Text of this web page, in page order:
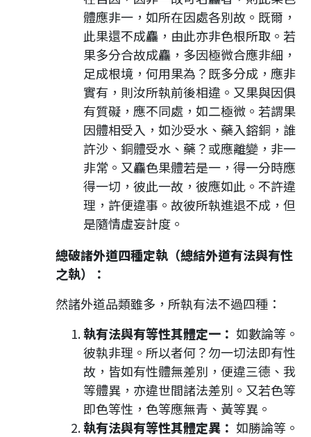
體應非一，如所在因處各別故。既爾，
此果還不成麤，由此亦非色根所取。若
果多分合故成麤，多因極微合應非細，
足成根境，何用果為？既多分成，應非
實有，則汝所執前後相違。又果與因俱
有質礙，應不同處，如二極微。若謂果
因體相受入，如沙受水、藥入鎔銅，誰
許沙、銅體受水、藥？或應離變，非一
非常。又麤色果體若是一，得一分時應
得一切，彼此一故，彼應如此。不許違
理，許便違事。故彼所執進退不成，但
是隨情虛妄計度。
總破諸外道四種定執（總結外道有法與有性
之執）：
然諸外道品類雖多，所執有法不過四種：
執有法與有等性其體定一： 如數論等。
彼執非理。所以者何？勿一切法即有性
故，皆如有性體無差別，便違三德、我
等體異，亦違世間諸法差別。又若色等
即色等性，色等應無青、黃等異。
執有法與有等性其體定異： 如勝論等。